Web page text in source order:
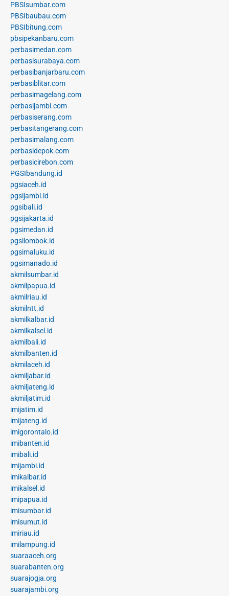
PBSIsumbar.com
PBSIbaubau.com
PBSIbitung.com
pbsipekanbaru.com
perbasimedan.com
perbasisurabaya.com
perbasibanjarbaru.com
perbasiblitar.com
perbasimagelang.com
perbasijambi.com
perbasiserang.com
perbasitangerang.com
perbasimalang.com
perbasidepok.com
perbasicirebon.com
PGSIbandung.id
pgsiaceh.id
pgsijambi.id
pgsibali.id
pgsijakarta.id
pgsimedan.id
pgsilombok.id
pgsimaluku.id
pgsimanado.id
akmilsumbar.id
akmilpapua.id
akmilriau.id
akmilntt.id
akmilkalbar.id
akmilkalsel.id
akmilbali.id
akmilbanten.id
akmilaceh.id
akmiljabar.id
akmiljateng.id
akmiljatim.id
imijatim.id
imijateng.id
imigorontalo.id
imibanten.id
imibali.id
imijambi.id
imikalbar.id
imikalsel.id
imipapua.id
imisumbar.id
imisumut.id
imiriau.id
imilampung.id
suaraaceh.org
suarabanten.org
suarajogja.org
suarajambi.org